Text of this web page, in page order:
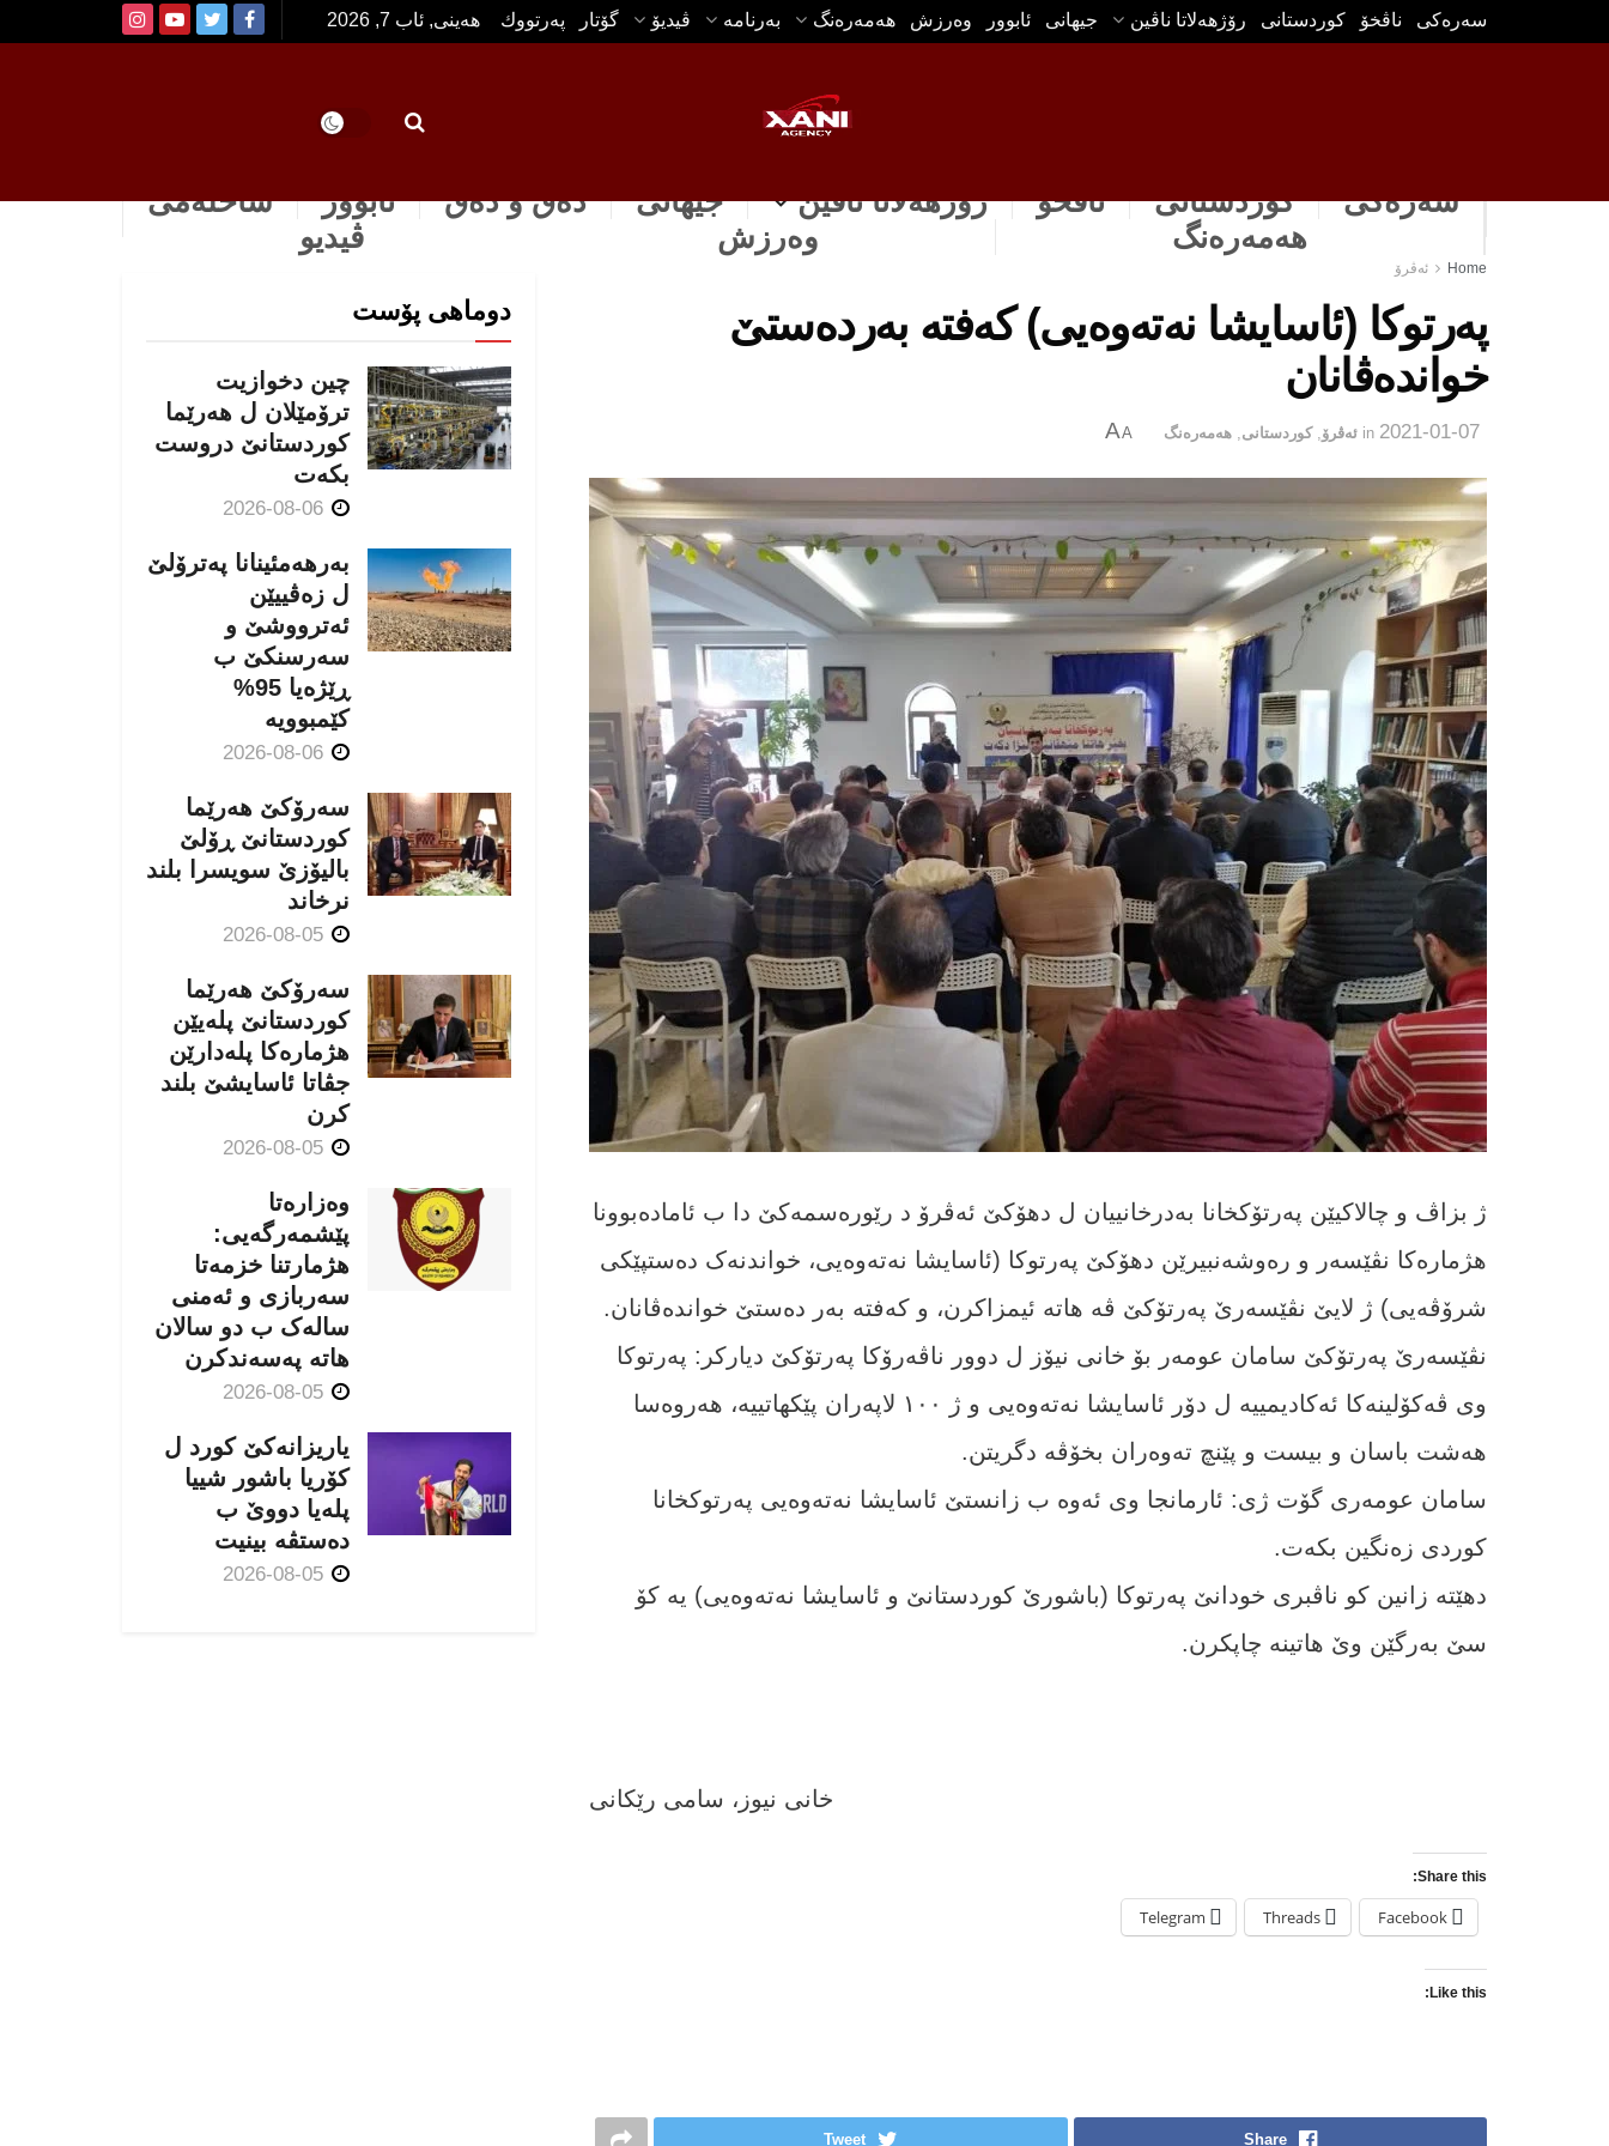
سه‌ره‌كی ناڤخۆ كوردستانى رۆژهه‌لاتا ناڤین جیهانی ئابوور وه‌رزش هه‌مه‌ره‌نگ بەرنامە ڤیدیۆ گۆتار په‌رتووك هەینی, ئاب 7, 2026
سەرەکی كوردستانى ناڤخۆ رۆژهه‌لاتا ناڤین جیهانی دەق و دەق ئابوور
ساخله‌می
هه‌مه‌ره‌نگ
وه‌رزش ڤیدیو
Home ئه‌ڤرۆ
پەرتوکا (ئاسایشا نەتەوەيی) کەفتە بەردەستێ
خواندەڤانان
2021-01-07
in ئه‌ڤرۆ ,كوردستانى هه‌مه‌ره‌نگ A
A
ژ بزاڤ و چالاکیێن پەرتۆکخانا بەدرخانییان ل دھۆکێ ئەڤرۆ د رێورەسمەکێ دا ب ئامادەبوونا
ھژمارەکا نڤێسەر و رەوشەنبیرێن دھۆکێ پەرتوکا (ئاسایشا نەتەوەیی، خواندنەک دەستپێکی
شرۆڤەیی) ژ لایێ نڤێسەرێ پەرتۆکێ ڤە ھاتە ئیمزاکرن، و کەفتە بەر دەستێ خواندەڤانان.
نڤێسەرێ پەرتۆکێ سامان عومەر بۆ خانی نیۆز ل دوور ناڤەرۆکا پەرتۆکێ دیارکر: پەرتوکا
وی ڤەکۆلینەکا ئەکادیمییە ل دۆر ئاسایشا نەتەوەیی و ژ ١٠٠ لاپەران پێکھاتییە، ھەروەسا
ھەشت باسان و بیست و پێنچ تەوەران بخۆڤە دگریتن.
سامان عومەری گۆت ژی: ئارمانجا وی ئەوە ب زانستێ ئاسایشا نەتەوەیی پەرتوکخانا
کوردی زەنگین بکەت.
دھێتە زانین کو ناڤبری خودانێ پەرتوکا (باشورێ کوردستانێ و ئاسایشا نەتەوەیی) یە کۆ
سێ بەرگێن وێ ھاتینە چاپکرن.
خانى نیوز، سامى رێکانى
Share this:
Facebook
Threads
Telegram
Like this:
Share
Tweet
دوماهی پۆست
چین دخوازیت
ترۆمێلان ل هەرێما
كوردستانێ دروست
بكەت
بەرهەمئینانا په‌ترۆلێ
ل زه‌ڤییێن
ئەترووشێ و
سەرسنكێ ب
ڕێژەیا 95%
كێمبوویە
سەرۆکێ هەرێما
کوردستانێ ڕۆلێ
بالیۆزێ سویسرا بلند
نرخاند
سەرۆکێ هەرێما
کوردستانێ پلەیێن
هژمارەكا پلەدارێن
جڤاتا ئاسایشێ بلند
كرن
وەزارەتا
پێشمەرگەیی:
هژمارتنا خزمەتا
سەربازی و ئەمنی
سالەک ب دو سالان
هاتە پەسەندكرن
یاریزانەكێ کورد ل
کۆریا باشور شییا
پلەیا دووێ ب
دەستڤە بینیت